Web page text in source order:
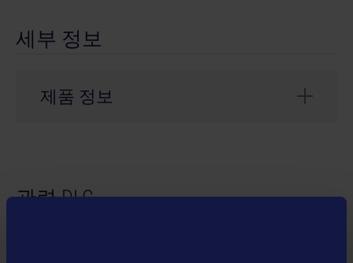
세부 정보
제품 정보
Interactive GmbH ©2025 Unreal®, Unreal Engine™,
관련 DLC